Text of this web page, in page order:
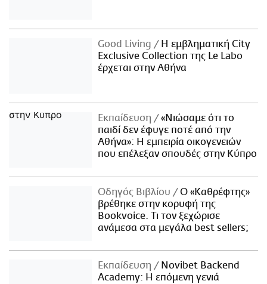
Good Living
Η εμβληματική City
Exclusive Collection της Le Labo
έρχεται στην Αθήνα
Εκπαίδευση
«Νιώσαμε ότι το
παιδί δεν έφυγε ποτέ από την
Αθήνα»: Η εμπειρία οικογενειών
που επέλεξαν σπουδές στην Κύπρο
Οδηγός Βιβλίου
Ο «Καθρέφτης»
βρέθηκε στην κορυφή της
Bookvoice. Τι τον ξεχώρισε
ανάμεσα στα μεγάλα best sellers;
Εκπαίδευση
Novibet Backend
Academy: Η επόμενη γενιά